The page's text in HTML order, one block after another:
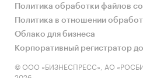
Политика обработки файлов
Политика в отношении
Облако для бизнеса
Корпоративный регистратор
© ООО «БИЗНЕСПРЕСС», АО